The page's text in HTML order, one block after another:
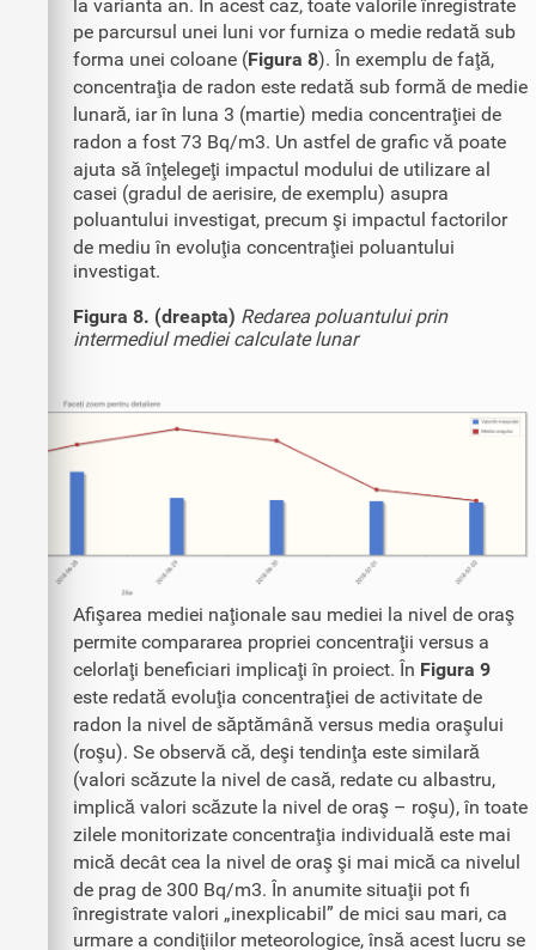
la varianta an. În acest caz, toate valorile înregistrate
pe parcursul unei luni vor furniza o medie redată sub
forma unei coloane (Figura 8). În exemplu de faţă,
concentraţia de radon este redată sub formă de medie
lunară, iar în luna 3 (martie) media concentraţiei de
radon a fost 73 Bq/m3. Un astfel de grafic vă poate
ajuta să înţelegeţi impactul modului de utilizare al
casei (gradul de aerisire, de exemplu) asupra
poluantului investigat, precum şi impactul factorilor
de mediu în evoluţia concentraţiei poluantului
investigat.
Figura 8. (dreapta) Redarea poluantului prin
intermediul mediei calculate lunar
Afişarea mediei naţionale sau mediei la nivel de oraş
permite compararea propriei concentraţii versus a
celorlaţi beneficiari implicaţi în proiect. În Figura 9
este redată evoluţia concentraţiei de activitate de
radon la nivel de săptămână versus media oraşului
(roşu). Se observă că, deşi tendinţa este similară
(valori scăzute la nivel de casă, redate cu albastru,
implică valori scăzute la nivel de oraş – roşu), în toate
zilele monitorizate concentraţia individuală este mai
mică decât cea la nivel de oraş şi mai mică ca nivelul
de prag de 300 Bq/m3. În anumite situaţii pot fi
înregistrate valori „inexplicabil” de mici sau mari, ca
urmare a condiţiilor meteorologice, însă acest lucru se